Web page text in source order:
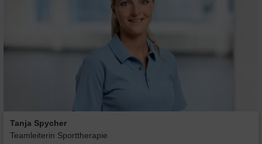
Tanja Spycher
Teamleiterin Sporttherapie